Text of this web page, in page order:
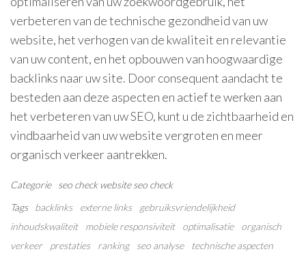
verbeteren van de technische gezondheid van uw
website, het verhogen van de kwaliteit en relevantie
van uw content, en het opbouwen van hoogwaardige
backlinks naar uw site. Door consequent aandacht te
besteden aan deze aspecten en actief te werken aan
het verbeteren van uw SEO, kunt u de zichtbaarheid en
vindbaarheid van uw website vergroten en meer
organisch verkeer aantrekken.
Categorie seo check website seo check
Tags
backlinks externe links
gebruiksvriendelijkheid
inhoudskwaliteit
mobiele responsiviteit optimalisatie
organisch
verkeer
prestaties ranking seo analyse
technische aspecten